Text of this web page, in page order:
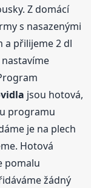
Z domácí
s nasazenými
a přilijeme 2 dl
jsou hotová,
programu
je na plech
Hotová
pomalu
žádný